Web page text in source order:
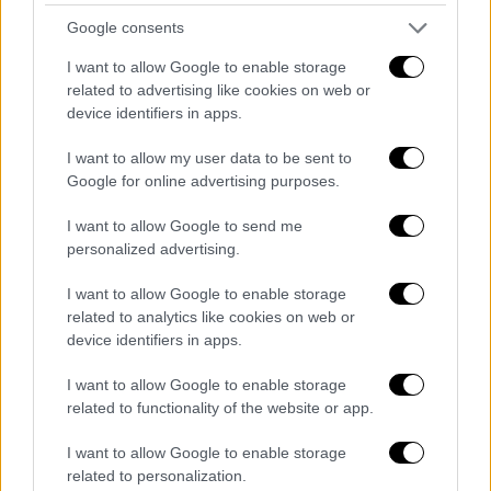
Google consents
I want to allow Google to enable storage
related to advertising like cookies on web or
device identifiers in apps.
I want to allow my user data to be sent to
Google for online advertising purposes.
I want to allow Google to send me
personalized advertising.
I want to allow Google to enable storage
related to analytics like cookies on web or
device identifiers in apps.
I want to allow Google to enable storage
related to functionality of the website or app.
I want to allow Google to enable storage
related to personalization.
Μιλώντας στην εκπομπή «Ώρα Ελλάδος» του
OPEN, ο Αντιστράτηγος εν αποστρατεία
Ιωάννης Κρασσάςσχολίασε ότι: «σύμφωνα με
τους Τούρκους αλλά και κάποιους Έλληνες,
το Καστελόριζο ανήκει στη Μεσόγειο δεν
ανήκει στο Αιγαίο». «Εμείς διακηρύσσουμε
ότι το Καστελόριζο έχει και ΑΟΖ και
υφαλοκρηπίδα, γεωγραφικά είναι εκτός της
Τούρκοι κατ΄ επανάληψη δηλώνουν ότι για
εμάς δεν υφίσταται Καστελόριζο»,
«Όταν λένε Μεσόγειο, για τους Τούρκους
περιοχή μεταξύ των τουρκικών ακτών και